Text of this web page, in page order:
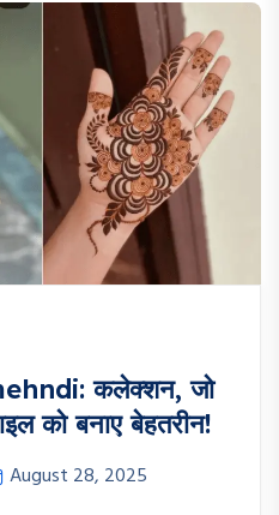
कलेक्शन, जो
को बनाए बेहतरीन!
August 28, 2025